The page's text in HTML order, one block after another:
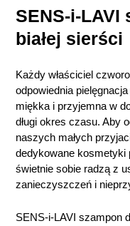
SENS-i-LAVI
białej sierści
Każdy właściciel
odpowiednia
miękka i przyjemna w
długi okres czasu. Aby
naszych małych
dedykowane kosmetyki
świetnie sobie radzą z
zanieczyszczeń i
SENS-i-LAVI szampon